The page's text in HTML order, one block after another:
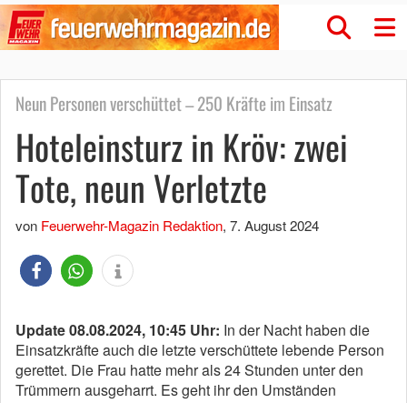
Neun Personen verschüttet – 250 Kräfte im Einsatz
Hoteleinsturz in Kröv: zwei
Tote, neun Verletzte
von Feuerwehr-Magazin Redaktion, 7. August 2024
Update 08.08.2024, 10:45 Uhr: In der Nacht haben die
Einsatzkräfte auch die letzte verschüttete lebende Person
gerettet. Die Frau hatte mehr als 24 Stunden unter den
Trümmern ausgeharrt. Es geht ihr den Umständen